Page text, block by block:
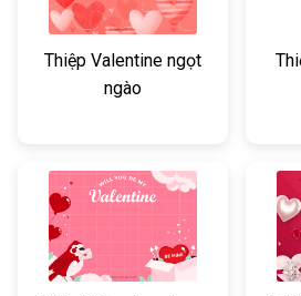
Thiệp Valentine ngọt
ngào